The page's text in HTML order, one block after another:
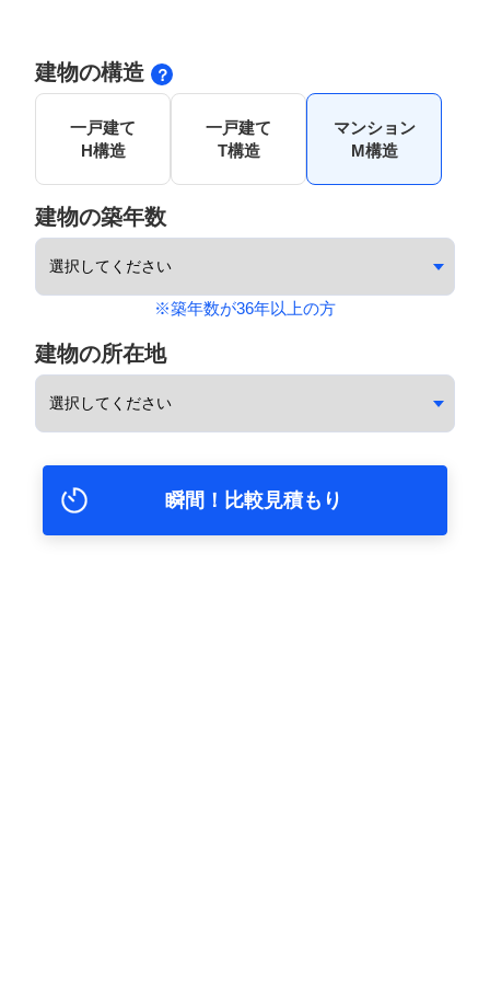
建物の構造
一戸建て
H構造
一戸建て
T構造
マンション
M構造
建物の築年数
※築年数が36年以上の方
建物の所在地
瞬間！比較見積もり